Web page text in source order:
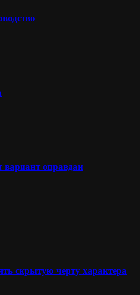
вариант оправдан
скрытую черту характера